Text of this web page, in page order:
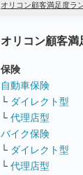
オリコン顧客満足度ラ
オリコン顧客満
保険
自動車保険
└ ダイレクト型
└ 代理店型
バイク保険
└ ダイレクト型
└ 代理店型